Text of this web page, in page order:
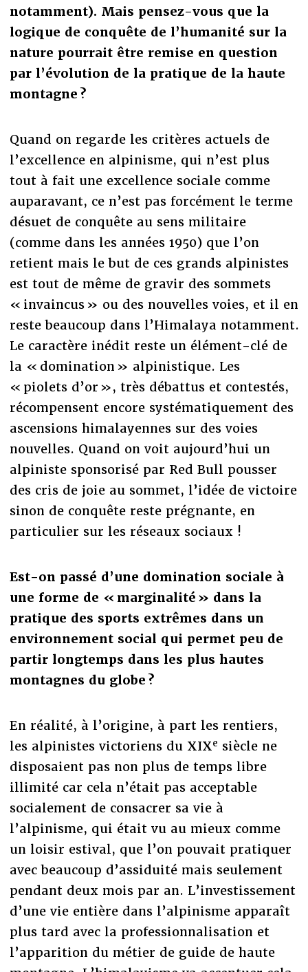
notamment). Mais pensez-vous que la
logique de conquête de l’humanité sur la
nature pourrait être remise en question
par l’évolution de la pratique de la haute
montagne ?
Quand on regarde les critères actuels de
l’excellence en alpinisme, qui n’est plus
tout à fait une excellence sociale comme
auparavant, ce n’est pas forcément le terme
désuet de conquête au sens militaire
(comme dans les années 1950) que l’on
retient mais le but de ces grands alpinistes
est tout de même de gravir des sommets
« invaincus » ou des nouvelles voies, et il en
reste beaucoup dans l’Himalaya notamment.
Le caractère inédit reste un élément-clé de
la « domination » alpinistique. Les
« piolets d’or », très débattus et contestés,
récompensent encore systématiquement des
ascensions himalayennes sur des voies
nouvelles. Quand on voit aujourd’hui un
alpiniste sponsorisé par Red Bull pousser
des cris de joie au sommet, l’idée de victoire
sinon de conquête reste prégnante, en
particulier sur les réseaux sociaux !
Est-on passé d’une domination sociale à
une forme de « marginalité » dans la
pratique des sports extrêmes dans un
environnement social qui permet peu de
partir longtemps dans les plus hautes
montagnes du globe ?
En réalité, à l’origine, à part les rentiers,
les alpinistes victoriens du XIXe siècle ne
disposaient pas non plus de temps libre
illimité car cela n’était pas acceptable
socialement de consacrer sa vie à
l’alpinisme, qui était vu au mieux comme
un loisir estival, que l’on pouvait pratiquer
avec beaucoup d’assiduité mais seulement
pendant deux mois par an. L’investissement
d’une vie entière dans l’alpinisme apparaît
plus tard avec la professionnalisation et
l’apparition du métier de guide de haute